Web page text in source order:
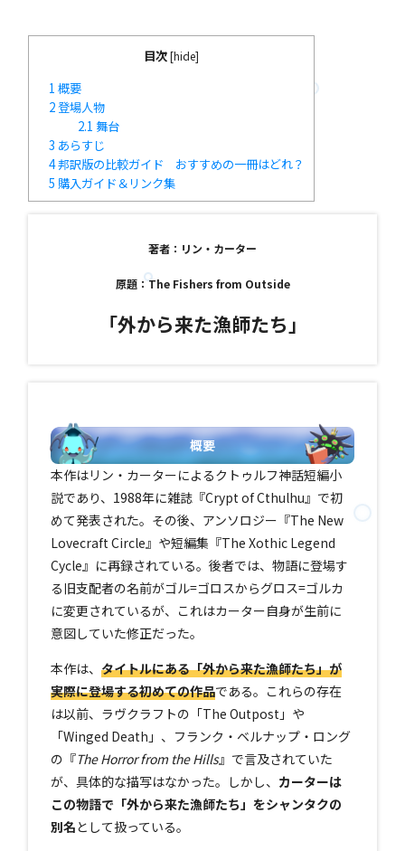
目次[hide]
1 概要
2登場人物
2.1 舞台
3 あらすじ
4邦訳版の比較ガイド おすすめの一冊はどれ？
5 購入ガイド＆リンク集
著者：リン・カーター
原題：The Fishers from Outside
「外から来た漁師たち」
概要
本作はリン・カーターによるクトゥルフ神話短編小
説であり、1988年に雑誌『Crypt of Cthulhu』で初
めて発表された。その後、アンソロジー『The New
Lovecraft Circle』や短編集『The Xothic Legend
Cycle』に再録されている。後者では、物語に登場す
る旧支配者の名前がゴル=ゴロスからグロス=ゴルカ
に変更されているが、これはカーター自身が生前に
意図していた修正だった。
本作は、タイトルにある「外から来た漁師たち」が
実際に登場する初めての作品である。これらの存在
は以前、ラヴクラフトの「The Outpost」や
「Winged Death」、フランク・ベルナップ・ロング
の『The Horror from the Hills』で言及されていた
が、具体的な描写はなかった。しかし、 カーターは
この物語で「外から来た漁師たち」をシャンタクの
別名として扱っている。